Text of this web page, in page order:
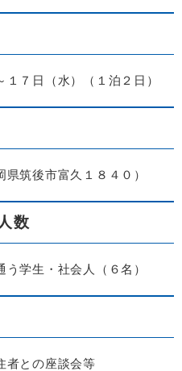
７日（水）（１泊２日）
筑後市富久１８４０）
数
学生・社会人（６名）
者との座談会等